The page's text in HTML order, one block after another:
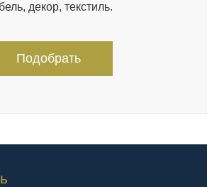
декор, текстиль.
Подобрать